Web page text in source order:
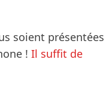
soient présentées
! Il suffit de